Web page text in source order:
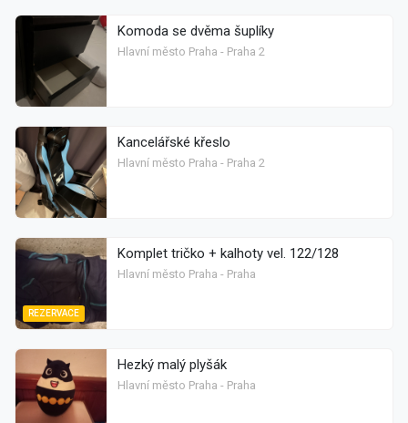
Komoda se dvěma šuplíky
Hlavní město Praha - Praha 2
Kancelářské křeslo
Hlavní město Praha - Praha 2
REZERVACE
Komplet tričko + kalhoty vel. 122/128
Hlavní město Praha - Praha
Hezký malý plyšák
Hlavní město Praha - Praha